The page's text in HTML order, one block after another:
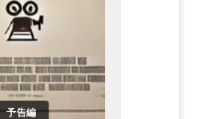
予告編